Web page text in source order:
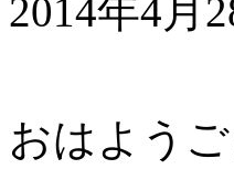
2014年4月
おはようご